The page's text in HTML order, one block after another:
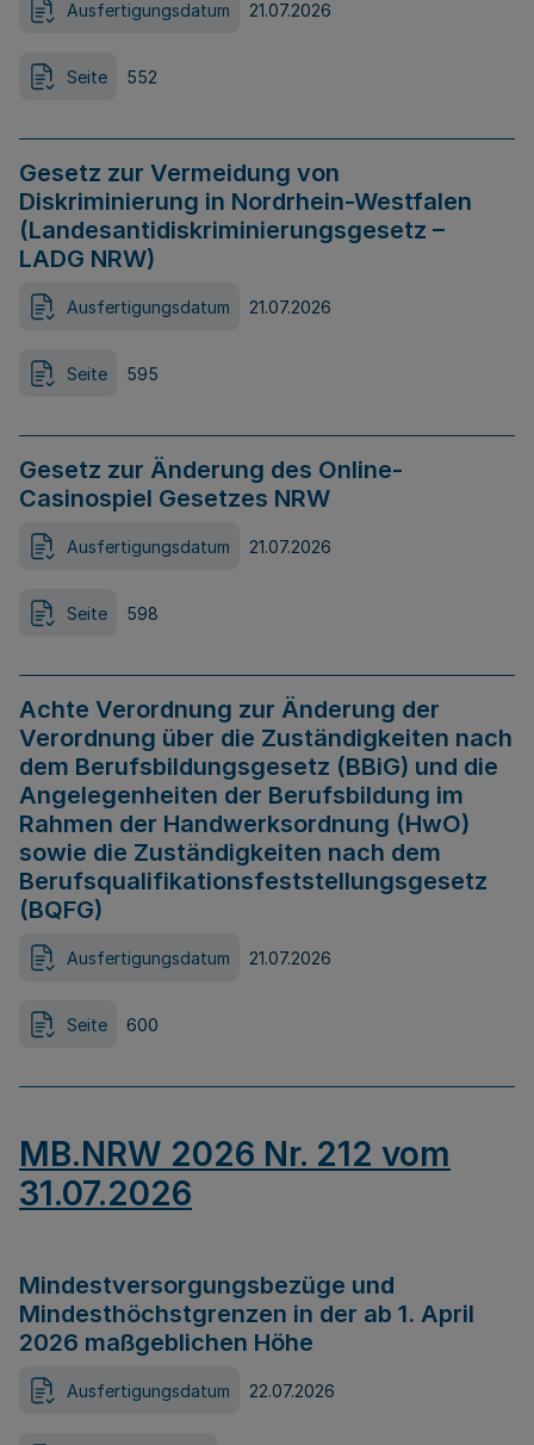
Ausfertigungsdatum 21.07.2026
Seite 552
Gesetz zur Vermeidung von
Diskriminierung in Nordrhein-Westfalen
(Landesantidiskriminierungsgesetz –
LADG NRW)
Ausfertigungsdatum 21.07.2026
Seite 595
Gesetz zur Änderung des Online-
Casinospiel Gesetzes NRW
Ausfertigungsdatum 21.07.2026
Seite 598
Achte Verordnung zur Änderung der
Verordnung über die Zuständigkeiten nach
dem Berufsbildungsgesetz (BBiG) und die
Angelegenheiten der Berufsbildung im
Rahmen der Handwerksordnung (HwO)
sowie die Zuständigkeiten nach dem
Berufsqualifikationsfeststellungsgesetz
(BQFG)
Ausfertigungsdatum 21.07.2026
Seite 600
MB.NRW 2026 Nr. 212 vom
31.07.2026
Mindestversorgungsbezüge und
Mindesthöchstgrenzen in der ab 1. April
2026 maßgeblichen Höhe
Ausfertigungsdatum 22.07.2026